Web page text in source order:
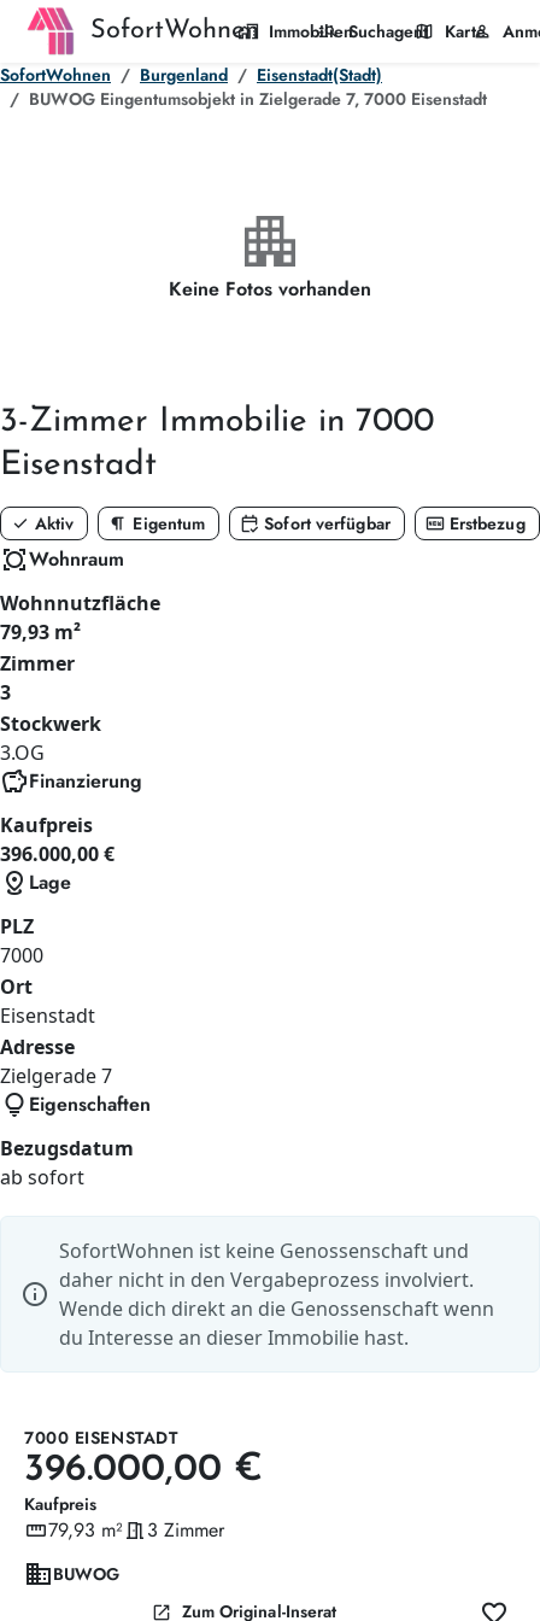
SofortWohnen
home_work Immobilien
manage_search Suchagent
map Karte
person
SofortWohnen
Burgenland
Eisenstadt(Stadt)
BUWOG Eingentumsobjekt in Zielgerade 7, 7000 Eisenstadt
apartment
Keine Fotos vorhanden
3-Zimmer Immobilie in 7000
Eisenstadt
check Aktiv format_paragraph Eigentum calendar_check Sofort verfügbar fiber_new Erstbezug
all_outWohnraum
Wohnnutzfläche
79,93 m²
Zimmer
3
Stockwerk
3.OG
savingsFinanzierung
Kaufpreis
396.000,00 €
distance Lage
PLZ
7000
Ort
Eisenstadt
Adresse
Zielgerade7
lightbulb Eigenschaften
Bezugsdatum
ab sofort
info
SofortWohnen ist keine Genossenschaft und
daher nicht in den Vergabeprozess involviert.
Wende dich direkt an die Genossenschaft wenn
du Interesse an dieser Immobilie hast.
7000 EISENSTADT
396.000,00 €
Kaufpreis
straighten
Wohnfläche
79,93 m²meeting_room
Zimmer
3 Zimmer
domainBUWOG
open_in_new Zum Original-Inserat favorite